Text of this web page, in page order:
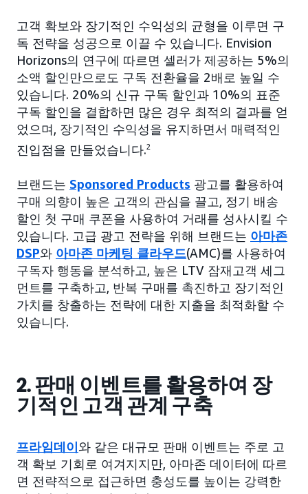
고객 확보와 장기적인 수익성의 균형을 이루면 구
독 전략을 성공으로 이끌 수 있습니다. Envision
Horizons의 연구에 따르면 셀러가 제공하는 5%의
소액 할인만으로도 구독 전환율을 2배로 높일 수
있습니다. 20%의 신규 구독 할인과 10%의 표준
구독 할인을 결합하면 많은 경우 최적의 결과를 얻
었으며, 장기적인 수익성을 유지하면서 매력적인
진입점을 만들었습니다.2
브랜드는 Sponsored Products 광고를 활용하여
구매 의향이 높은 고객의 관심을 끌고, 정기 배송
할인 첫 구매 쿠폰을 사용하여 거래를 성사시킬 수
있습니다. 고급 광고 전략을 위해 브랜드는 아마존
DSP와 아마존 마케팅 클라우드(AMC)를 사용하여
구독자 행동을 분석하고, 높은 LTV 잠재고객 세그
먼트를 구축하고, 반복 구매를 촉진하고 장기적인
가치를 창출하는 전략에 대한 지출을 최적화할 수
있습니다.
2. 판매 이벤트를 활용하여 장
기적인 고객 관계 구축
프라임데이와 같은 대규모 판매 이벤트는 주로 고
객 확보 기회로 여겨지지만, 아마존 데이터에 따르
면 전략적으로 접근하면 충성도를 높이는 강력한